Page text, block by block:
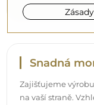
Snadná
Zajišťujeme
na vaší straně.